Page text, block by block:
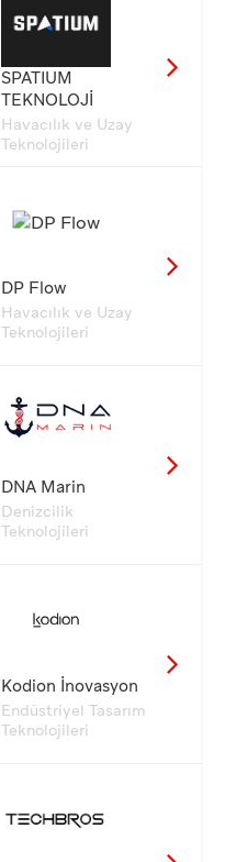
SPATIUM
TEKNOLOJİ
Havacılık ve Uzay
Teknolojileri
DP Flow
Havacılık ve Uzay
Teknolojileri
DNA Marin
Denizcilik
Teknolojileri
Kodion İnovasyon
Endüstriyel Tasarım
Teknolojileri